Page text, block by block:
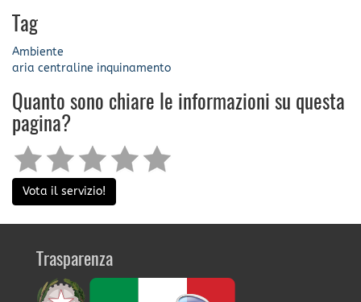
Tag
Ambiente
aria centraline inquinamento
Quanto sono chiare le informazioni su questa
pagina?
Vota il servizio!
Trasparenza